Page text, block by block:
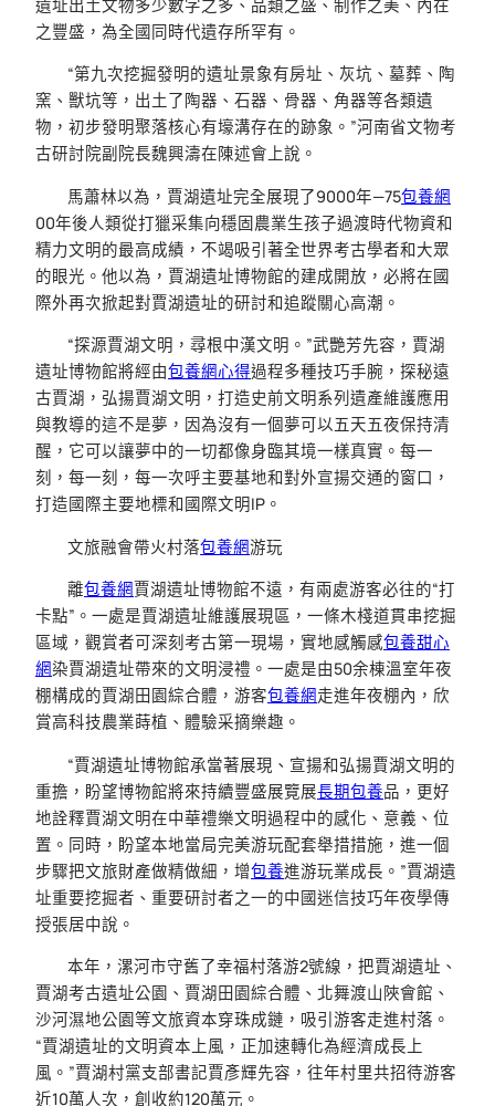
遺址出土文物多少數字之多、品類之盛、制作之美、內在
之豐盛，為全國同時代遺存所罕有。
“第九次挖掘發明的遺址景象有房址、灰坑、墓葬、陶
窯、獸坑等，出土了陶器、石器、骨器、角器等各類遺
物，初步發明聚落核心有壕溝存在的跡象。”河南省文物考
古研討院副院長魏興濤在陳述會上說。
馬蕭林以為，賈湖遺址完全展現了9000年—75包養網
00年後人類從打獵采集向穩固農業生孩子過渡時代物資和
精力文明的最高成績，不竭吸引著全世界考古學者和大眾
的眼光。他以為，賈湖遺址博物館的建成開放，必將在國
際外再次掀起對賈湖遺址的研討和追蹤關心高潮。
“探源賈湖文明，尋根中漢文明。”武艷芳先容，賈湖
遺址博物館將經由包養網心得過程多種技巧手腕，探秘遠
古賈湖，弘揚賈湖文明，打造史前文明系列遺產維護應用
與教導的這不是夢，因為沒有一個夢可以五天五夜保持清
醒，它可以讓夢中的一切都像身臨其境一樣真實。每一
刻，每一刻，每一次呼主要基地和對外宣揚交通的窗口，
打造國際主要地標和國際文明IP。
文旅融會帶火村落包養網游玩
離包養網賈湖遺址博物館不遠，有兩處游客必往的“打
卡點”。一處是賈湖遺址維護展現區，一條木棧道貫串挖掘
區域，觀賞者可深刻考古第一現場，實地感觸感包養甜心
網染賈湖遺址帶來的文明浸禮。一處是由50余棟溫室年夜
棚構成的賈湖田園綜合體，游客包養網走進年夜棚內，欣
賞高科技農業蒔植、體驗采摘樂趣。
“賈湖遺址博物館承當著展現、宣揚和弘揚賈湖文明的
重擔，盼望博物館將來持續豐盛展覽展長期包養品，更好
地詮釋賈湖文明在中華禮樂文明過程中的感化、意義、位
置。同時，盼望本地當局完美游玩配套舉措措施，進一個
步驟把文旅財產做精做細，增包養進游玩業成長。”賈湖遺
址重要挖掘者、重要研討者之一的中國迷信技巧年夜學傳
授張居中說。
本年，漯河市守舊了幸福村落游2號線，把賈湖遺址、
賈湖考古遺址公園、賈湖田園綜合體、北舞渡山陜會館、
沙河濕地公園等文旅資本穿珠成鏈，吸引游客走進村落。
“賈湖遺址的文明資本上風，正加速轉化為經濟成長上
風。”賈湖村黨支部書記賈彥輝先容，往年村里共招待游客
近10萬人次，創收約120萬元。